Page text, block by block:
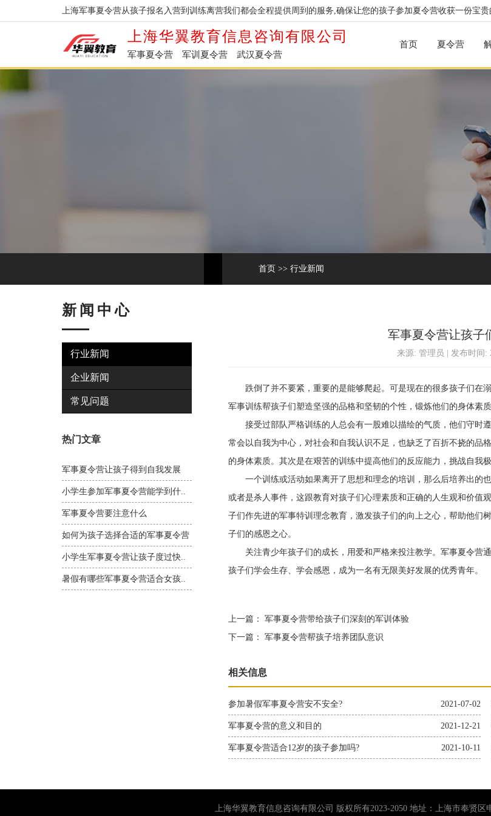
上海军事夏令营从孩子报名入营到训练离营我们都会全程提供周到的服务,确保让您的孩子参加夏令营收获一份宝
上海华翼教育信息咨询有限公司
军事夏令营 军训夏令营 武汉夏令营
首页 夏令营
首页 >> 行业新闻
新闻中心
行业新闻
企业新闻
常见问题
热门文章
军事夏令营让孩子得到自我发展
小学生参加军事夏令营能学到什..
军事夏令营要注意什么
如何为孩子选择合适的军事夏令营
小学生军事夏令营让孩子度过快..
暑假有哪些军事夏令营适合女孩..
军事夏令营让孩子
来源: 管理员 | 发布时间:
跌倒了并不要紧，重要的是能够爬起。可是现在的很多孩子们在
军事训练帮孩子们塑造坚强的品格和坚韧的个性，锻炼他们的身体素质
接受过部队严格训练的人总会有一股难以描绘的气质，他们守时
常会以自我为中心，对社会和自我认识不足，也缺乏了百折不挠的品
的身体素质。其次是在艰苦的训练中提高他们的反应能力，挑战自我
一个训练或活动如果离开了思想和理念的培训，那么后培养出的
或者是杀人事件，这跟教育对孩子们心理素质和正确的人生观和价值
子们作先进的军事特训理念教育，激发孩子们的向上之心，帮助他们
子们的感恩之心。
关注青少年孩子们的成长，用爱和严格来投注教学。军事夏令营
孩子们学会生存、学会感恩，成为一名有无限美好发展的优秀青年。
上一篇：
军事夏令营带给孩子们深刻的军训体验
下一篇：
军事夏令营帮孩子培养团队意识
相关信息
2021-07-02
参加暑假军事夏令营安不安全?
2021-12-21
军事夏令营的意义和目的
2021-10-11
军事夏令营适合12岁的孩子参加吗?
上海华翼教育信息咨询有限公司 版权所有2023-2050 地址：上海市奉贤